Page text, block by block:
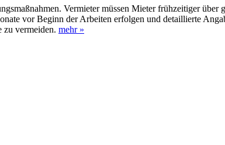
Vermieter müssen Mieter frühzeitiger über
vor Beginn der Arbeiten erfolgen und detaillierte
zu vermeiden. mehr »